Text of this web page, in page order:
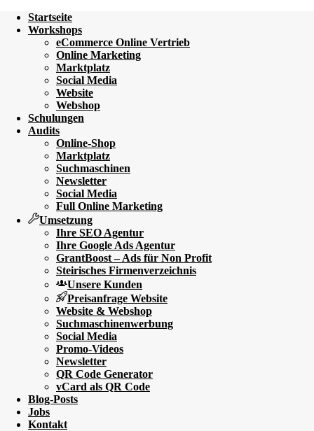
Startseite
Workshops
eCommerce Online Vertrieb
Online Marketing
Marktplatz
Social Media
Website
Webshop
Schulungen
Audits
Online-Shop
Marktplatz
Suchmaschinen
Newsletter
Social Media
Full Online Marketing
Umsetzung
Ihre SEO Agentur
Ihre Google Ads Agentur
GrantBoost – Ads für Non Profit
Steirisches Firmenverzeichnis
Unsere Kunden
Preisanfrage Website
Website & Webshop
Suchmaschinenwerbung
Social Media
Promo-Videos
Newsletter
QR Code Generator
vCard als QR Code
Blog-Posts
Jobs
Kontakt